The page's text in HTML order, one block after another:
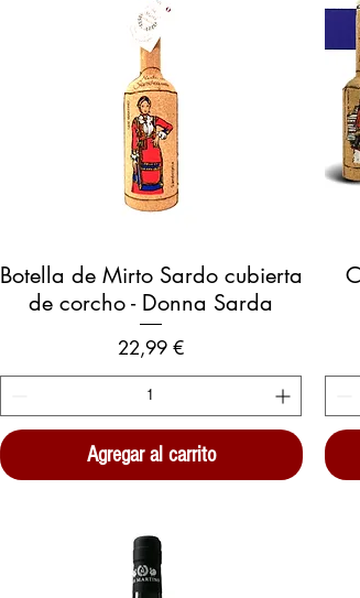
Vista rápida
Botella de Mirto Sardo cubierta
de corcho - Donna Sarda
Precio
22,99 €
Agregar al carrito